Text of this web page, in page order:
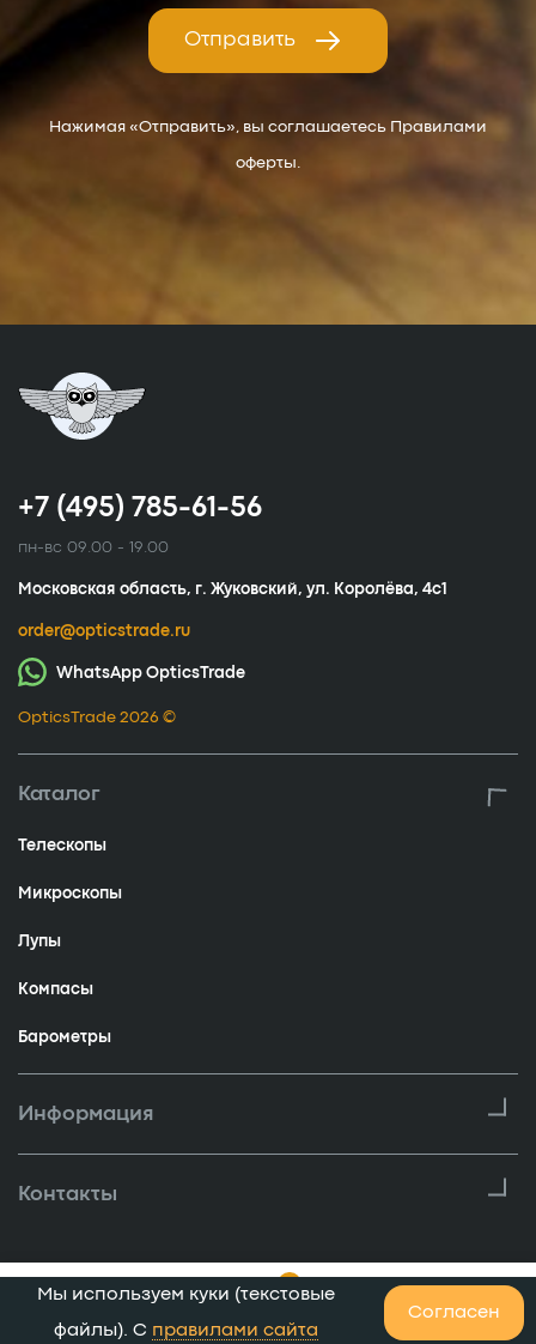
Главная Корзина Избранное
Кабинет
Отправить
Нажимая «Отправить», вы соглашаетесь Правилами
оферты.
+7 (495) 785-61-56
пн-вс 09.00 - 19.00
Московская область, г. Жуковский, ул. Королёва, 4с1
order@opticstrade.ru
WhatsApp OpticsTrade
OpticsTrade 2026 ©
Каталог
Телескопы
Микроскопы
Лупы
Компасы
Барометры
Информация
Контакты
Мы используем куки (текстовые
файлы). С правилами сайта
Согласен